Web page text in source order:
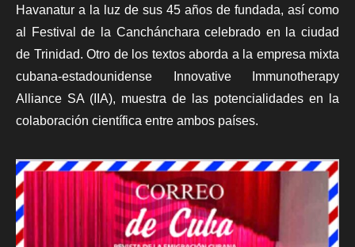
Havanatur a la luz de sus 45 años de fundada, así como
al Festival de la Canchánchara celebrado en la ciudad
de Trinidad. Otro de los textos aborda a la empresa mixta
cubana-estadounidense Innovative Immunotherapy
Alliance SA (IIA), muestra de las potencialidades en la
colaboración científica entre ambos países.